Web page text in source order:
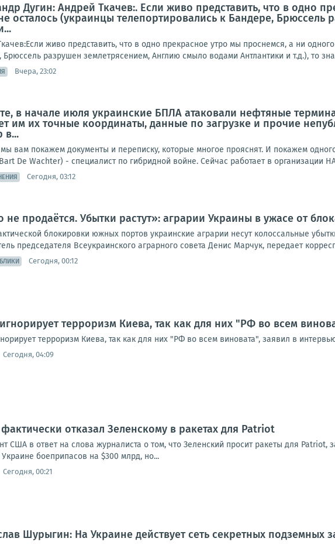
Дугин: Андрей Ткачев:. Если живо представить, что в одно
осталось (украинцы телепортировались к Бандере,
живо представить, что в одно прекрасное утро мы проснемся, а ни
Брюссель разрушен землетрясением, Англию смыло водами Антлантики и т.д.), то
Вчера, 23:02
в начале июля украинские БПЛА атаковали нефтяные
им их точные координаты, данные по загрузке и прочие
в...
вам покажем документы и переписку, которые многое прояснят. И покажем
De Wachter) - специалист по гибридной войне. Сейчас работает в организации
Сегодня, 03:12
не продаётся. Убытки растут»: аграрии Украины в ужасе от
блокировки южных портов украинские аграрии несут колоссальные
председателя Всеукраинского аграрного совета Денис Марчук, передает
Сегодня, 00:12
терроризм Киева, так как для них "РФ во всем
терроризм Киева, так как для них "РФ во всем виновата", заявил в
Сегодня, 04:09
отказал Зеленскому в ракетах для Patriot
США в ответ на слова журналиста о том, что Зеленский просит ракеты для
боеприпасов на $300 млрд, но...
Сегодня, 00:21
Шурыгин: На Украине действует сеть секретных подземных